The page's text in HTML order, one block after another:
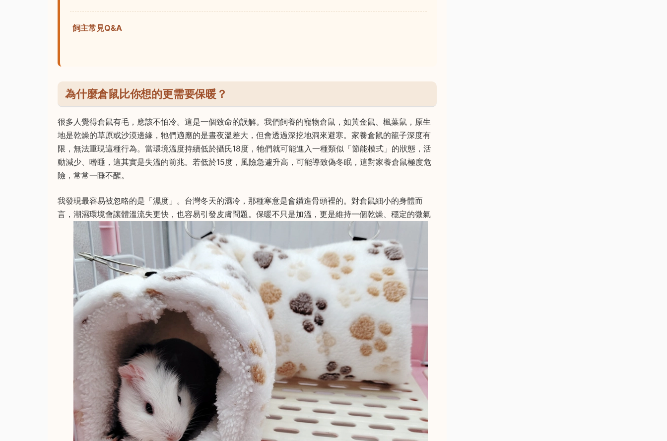
飼主常見Q&A
為什麼倉鼠比你想的更需要保暖？
很多人覺得倉鼠有毛，應該不怕冷。這是一個致命的誤解。我們飼養的寵物倉鼠，如黃金鼠、楓葉鼠，原生
地是乾燥的草原或沙漠邊緣，牠們適應的是晝夜溫差大，但會透過深挖地洞來避寒。家養倉鼠的籠子深度有
限，無法重現這種行為。當環境溫度持續低於攝氏18度，牠們就可能進入一種類似「節能模式」的狀態，活
動減少、嗜睡，這其實是失溫的前兆。若低於15度，風險急遽升高，可能導致偽冬眠，這對家養倉鼠極度危
險，常常一睡不醒。
我發現最容易被忽略的是「濕度」。台灣冬天的濕冷，那種寒意是會鑽進骨頭裡的。對倉鼠細小的身體而
言，潮濕環境會讓體溫流失更快，也容易引發皮膚問題。保暖不只是加溫，更是維持一個乾燥、穩定的微氣